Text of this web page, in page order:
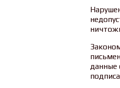
данные